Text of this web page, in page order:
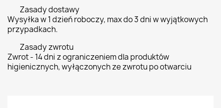
Zasady dostawy
Wysyłka w 1 dzień roboczy, max do 3 dni w wyjątkowych
przypadkach.
Zasady zwrotu
Zwrot - 14 dni z ograniczeniem dla produktów
higienicznych, wyłączonych ze zwrotu po otwarciu